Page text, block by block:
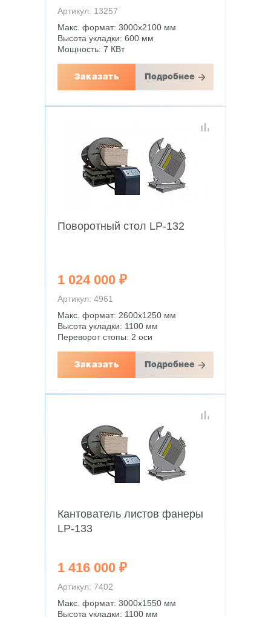
Артикул: 13257
Макс. формат: 3000х2100 мм
Высота укладки: 600 мм
Мощность: 7 КВт
Заказать Подробнее
Поворотный стол LP-132
1 024 000 ₽
Артикул: 4961
Макс. формат: 2600х1250 мм
Высота укладки: 1100 мм
Переворот стопы: 2 оси
Заказать Подробнее
Кантователь листов фанеры
LP-133
1 416 000 ₽
Артикул: 7402
Макс. формат: 3000х1550 мм
Высота укладки: 1100 мм